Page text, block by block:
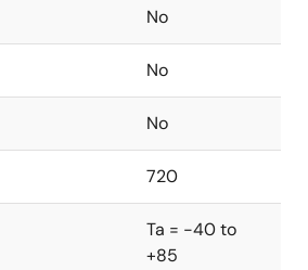
No
No
No
720
Ta = -40 to
+85